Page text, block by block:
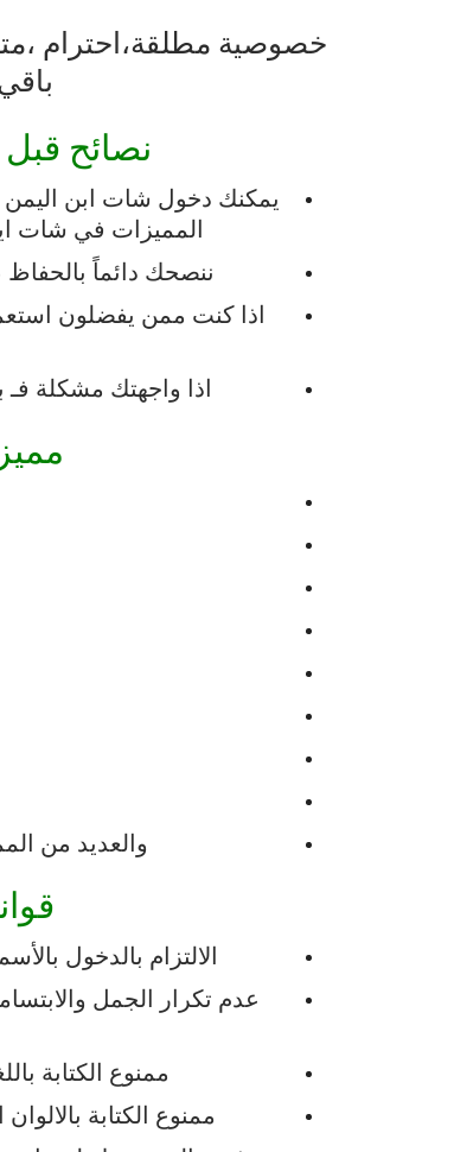
خصوصية مطلقة،احترام
نصائح قبل
يمكنك دخول شات ابن اليمن
المميزات في شات
ننصحك دائماً بالحفاظ
اذا كنت ممن يفضلون
اذا واجهتك مشكلة فـ
والعديد من
الالتزام بالدخول
عدم تكرار الجمل
ممنوع الكتابة
ممنوع الكتابة بالالوان